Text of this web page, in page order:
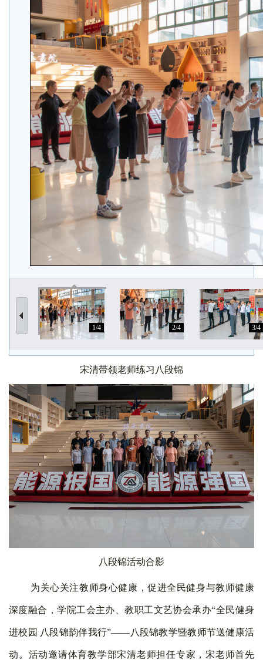
1/4 2/4 3/4
宋清带领老师练习八段锦
八段锦活动合影
为关心关注教师身心健康，促进全民健身与教师健康
深度融合，学院工会主办、教职工文艺协会承办“全民健身
进校园 八段锦韵伴我行”——八段锦教学暨教师节送健康活
动。活动邀请体育教学部宋清老师担任专家， 宋老师首先